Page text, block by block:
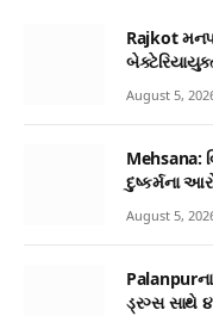
Rajkot
August 5,
Mehsana:
દુષ્કર્મના
August 5,
Palanpurના
ડ્રગ્સ સાથે